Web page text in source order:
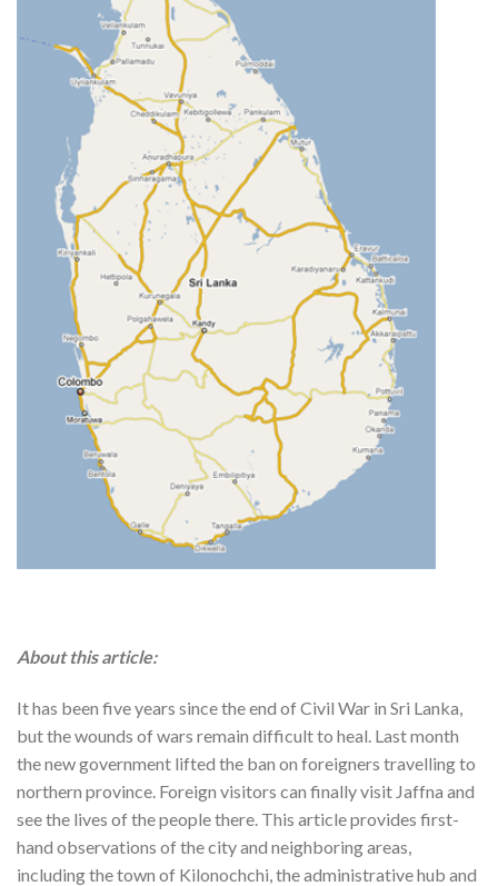
About this article:
It has been five years since the end of Civil War in Sri Lanka,
but the wounds of wars remain difficult to heal. Last month
the new government lifted the ban on foreigners travelling to
northern province. Foreign visitors can finally visit Jaffna and
see the lives of the people there. This article provides first-
hand observations of the city and neighboring areas,
including the town of Kilonochchi, the administrative hub and